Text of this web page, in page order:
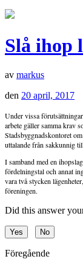
Slå ihop
av markus
den 20 april, 2017
Under vissa
arbete gäller samma krav
Stadsbyggnadskontoret
uttalande från sakkunnig
I samband med en
fördelningstal och annat
vara två stycken
föreningen.
Did this answer
Yes No
Föregående